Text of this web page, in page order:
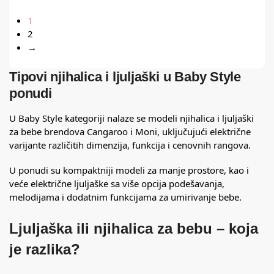
1
2
→
Tipovi njihalica i ljuljaški u Baby Style
ponudi
U Baby Style kategoriji nalaze se modeli njihalica i ljuljaški
za bebe brendova Cangaroo i Moni, uključujući električne
varijante različitih dimenzija, funkcija i cenovnih rangova.
U ponudi su kompaktniji modeli za manje prostore, kao i
veće električne ljuljaške sa više opcija podešavanja,
melodijama i dodatnim funkcijama za umirivanje bebe.
Ljuljaška ili njihalica za bebu – koja
je razlika?